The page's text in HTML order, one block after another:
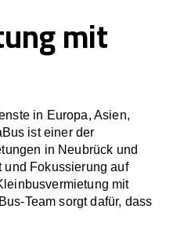
mit
in Europa, Asien,
ist einer der
in Neubrück und
Fokussierung auf
mit
Team sorgt dafür, dass